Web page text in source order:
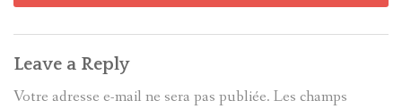
Leave a Reply
Votre adresse e-mail ne sera pas publiée. Les champs